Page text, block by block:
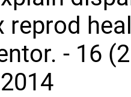
reprod
- 16